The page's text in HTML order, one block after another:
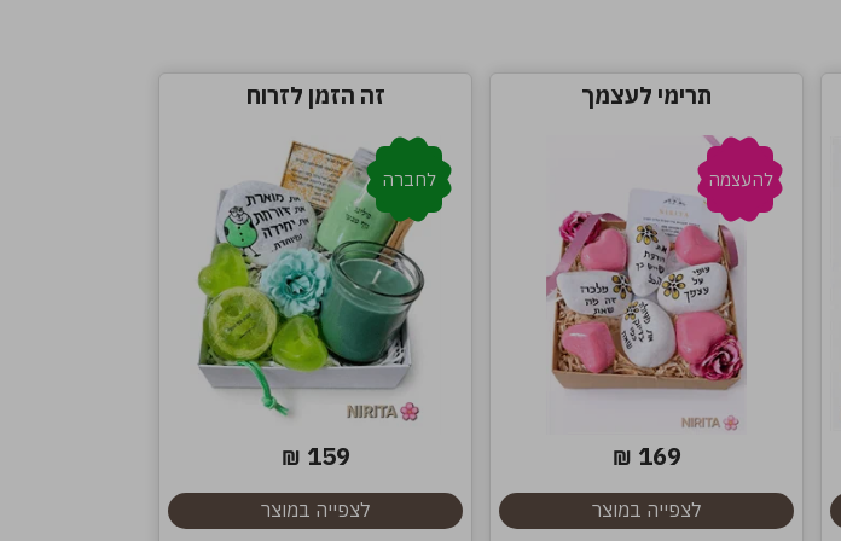
תרימי לעצמך
להעצמה
169
₪
לצפייה במוצר
זה הזמן לזרוח
לחברה
159
₪
לצפייה במוצר